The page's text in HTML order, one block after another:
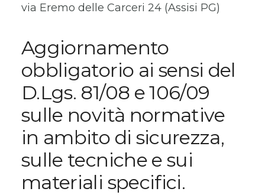
Aggiornamento
obbligatorio ai sensi del
D.Lgs. 81/08 e 106/09
sulle novità normative
in ambito di sicurezza,
sulle tecniche e sui
materiali specifici.
via Eremo delle Carceri 24 (Assisi PG)